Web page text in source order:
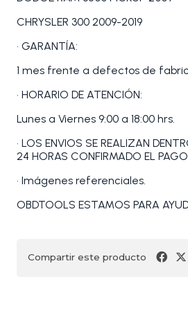
CHRYSLER 300 2009-2019
• GARANTÍA:
1 mes frente a defectos de
• HORARIO DE ATENCIÓN:
Lunes a Viernes 9:00 a 18:00 hrs.
• LOS ENVIOS SE REALIZAN
24 HORAS CONFIRMADO EL
• Imágenes referenciales.
OBDTOOLS ESTAMOS PARA
Compartir este producto